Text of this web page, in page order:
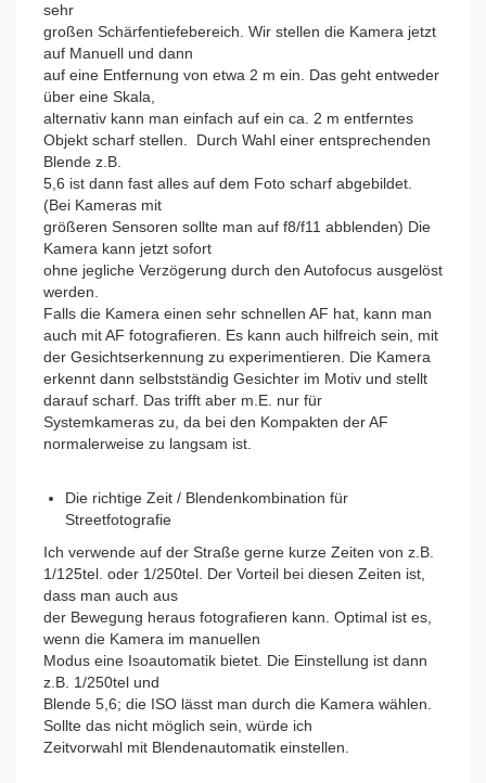
sehr
großen Schärfentiefebereich. Wir stellen die Kamera jetzt
auf Manuell und dann
auf eine Entfernung von etwa 2 m ein. Das geht entweder
über eine Skala,
alternativ kann man einfach auf ein ca. 2 m entferntes
Objekt scharf stellen. Durch Wahl einer entsprechenden
Blende z.B.
5,6 ist dann fast alles auf dem Foto scharf abgebildet.
(Bei Kameras mit
größeren Sensoren sollte man auf f8/f11 abblenden) Die
Kamera kann jetzt sofort
ohne jegliche Verzögerung durch den Autofocus ausgelöst
werden.
Falls die Kamera einen sehr schnellen AF hat, kann man
auch mit AF fotografieren. Es kann auch hilfreich sein, mit
der Gesichtserkennung zu experimentieren. Die Kamera
erkennt dann selbstständig Gesichter im Motiv und stellt
darauf scharf. Das trifft aber m.E. nur für
Systemkameras zu, da bei den Kompakten der AF
normalerweise zu langsam ist.
Die richtige Zeit / Blendenkombination für
Streetfotografie
Ich verwende auf der Straße gerne kurze Zeiten von z.B.
1/125tel. oder 1/250tel. Der Vorteil bei diesen Zeiten ist,
dass man auch aus
der Bewegung heraus fotografieren kann. Optimal ist es,
wenn die Kamera im manuellen
Modus eine Isoautomatik bietet. Die Einstellung ist dann
z.B. 1/250tel und
Blende 5,6; die ISO lässt man durch die Kamera wählen.
Sollte das nicht möglich sein, würde ich
Zeitvorwahl mit Blendenautomatik einstellen.